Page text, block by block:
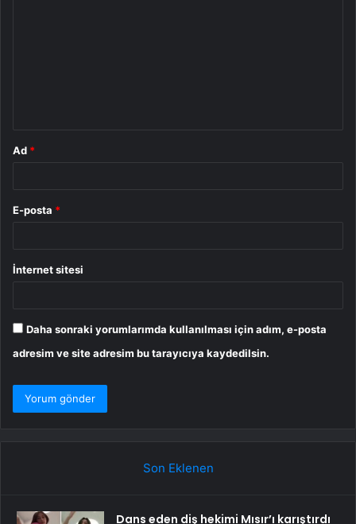
Ad *
E-posta *
İnternet sitesi
Daha sonraki yorumlarımda kullanılması için adım, e-posta
adresim ve site adresim bu tarayıcıya kaydedilsin.
Son Eklenen
Dans eden diş hekimi Mısır’ı karıştırdı